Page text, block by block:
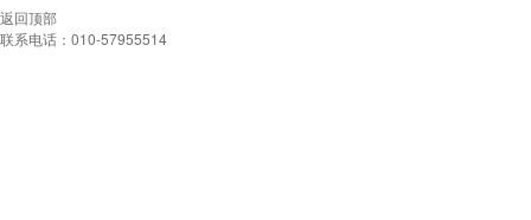
返回顶部
联系电话：010-57955514